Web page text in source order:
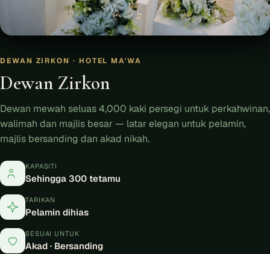
DEWAN ZIRKON · HOTEL MA'WA
Dewan Zirkon
Dewan mewah seluas 4,000 kaki persegi untuk perkahwinan,
walimah dan majlis besar — latar elegan untuk pelamin,
majlis bersanding dan akad nikah.
KAPASITI
Sehingga 300 tetamu
TARIKAN
Pelamin dihias
SESUAI UNTUK
Akad · Bersanding